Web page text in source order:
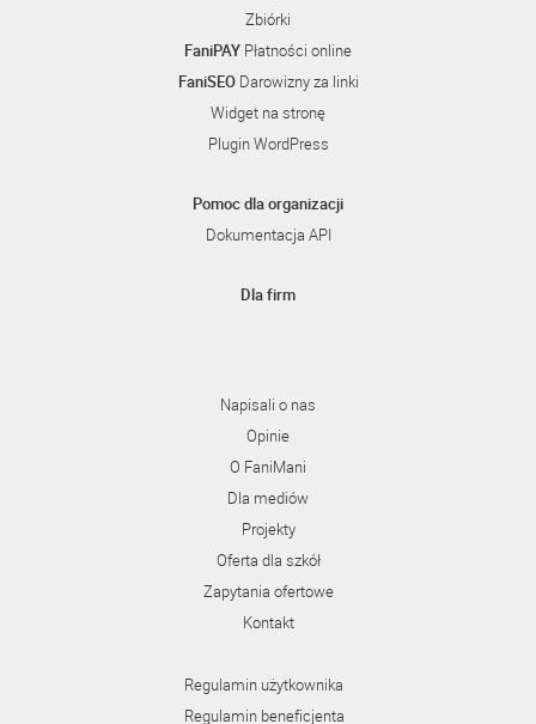
Zbiórki
FaniPAY Płatności online
FaniSEODarowizny za linki
Widget na stronę
Plugin WordPress
Pomoc dla organizacji
Dokumentacja API
Dla firm
Napisali o nas
Opinie
O FaniMani
Dla mediów
Projekty
Oferta dla szkół
Zapytania ofertowe
Kontakt
Regulamin użytkownika
Regulamin beneficjenta